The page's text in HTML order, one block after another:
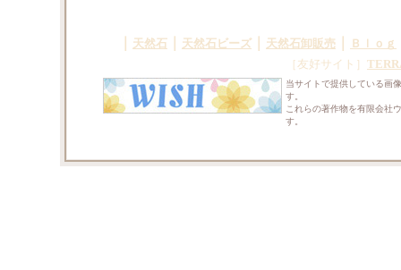
天然石 天然石ビーズ｜ 天然石卸販売 Ｂｌｏｇ
［友好サイト］
当サイトで提供している画
す。
これらの著作物を有限会社
す。